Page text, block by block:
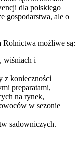
dla polskiego
gospodarstwa, ale o
Rolnictwa możliwe są:
wiśniach i
z konieczności
preparatami,
na rynek,
w sezonie
sadowniczych.